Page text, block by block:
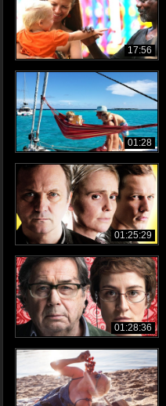
17:56
01:28
01:25:29
01:28:36